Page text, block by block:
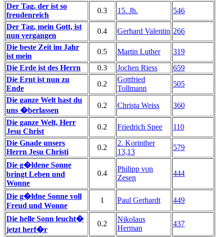
Der Tag, der ist so
freudenreich
0.3 15. Jh.
546
Der Tag, mein Gott, ist
nun vergangen
0.4 Gerhard Valentin 266
Die beste Zeit im Jahr
ist mein
0.5 Martin Luther
319
Die Erde ist des Herrn
0.3 Jochen Riess
659
Die Ernt ist nun zu
Ende
0.2
Gottfried
Tollmann
505
Die ganze Welt hast du
uns �berlassen
0.2 Christa Weiss 360
Die ganze Welt, Herr
Jesu Christ
0.2 Friedrich Spee
110
Die Gnade unsers
Herrn Jesu Christi
0.2
2. Korinther
13,13
579
Die g�ldene Sonne
bringt Leben und
Wonne
0.4
Philipp von
Zesen
444
Die g�ldne Sonne voll
Freud und Wonne
1 Paul Gerhardt 449
Die helle Sonn leucht�
jetzt herf�r
0.2
Nikolaus
Herman
437